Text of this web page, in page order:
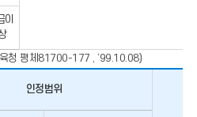
이
청 평체81700-177 , ‘99.10.08)
인정범위